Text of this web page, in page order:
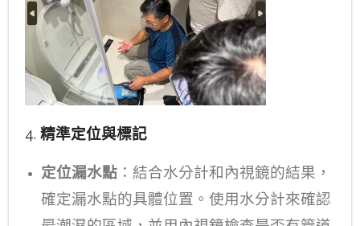
4. 精準定位與標記
定位漏水點 ：結合水分計和內視鏡的結果，
確定漏水點的具體位置。使用水分計來確認